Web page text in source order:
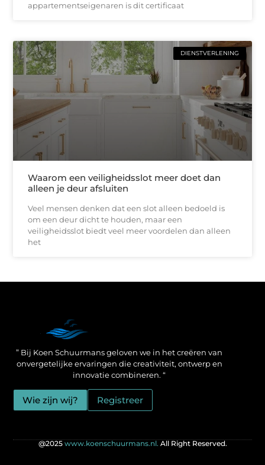
appartementseigenaren is dit certificaat
DIENSTVERLENING
Waarom een veiligheidsslot meer doet dan
alleen je deur afsluiten
Veel mensen denken dat een slot alleen bedoeld is
om een deur dicht te houden, maar een
veiligheidsslot biedt veel meer voordelen dan alleen
het
” Bij Koen Schuurmans geloven we in het creëren van
onvergetelijke ervaringen die creativiteit, ontwerp en
innovatie combineren. “
Wie zijn wij? Registreer
@2025 www.koenschuurmans.nl. All Right Reserved.